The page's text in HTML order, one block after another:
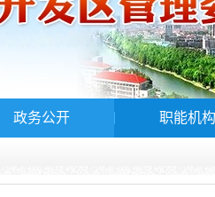
政务公开 职能机构